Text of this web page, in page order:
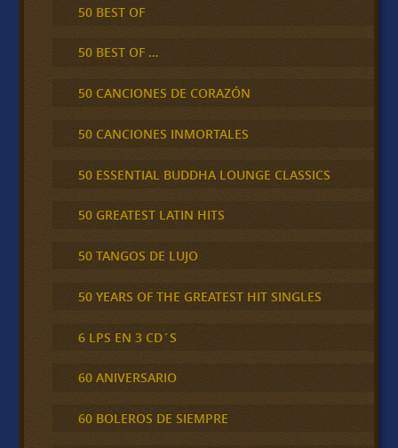
50 BEST OF
50 BEST OF …
50 CANCIONES DE CORAZÓN
50 CANCIONES INMORTALES
50 ESSENTIAL BUDDHA LOUNGE CLASSICS
50 GREATEST LATIN HITS
50 TANGOS DE LUJO
50 YEARS OF THE GREATEST HIT SINGLES
6 LPS EN 3 CD´S
60 ANIVERSARIO
60 BOLEROS DE SIEMPRE